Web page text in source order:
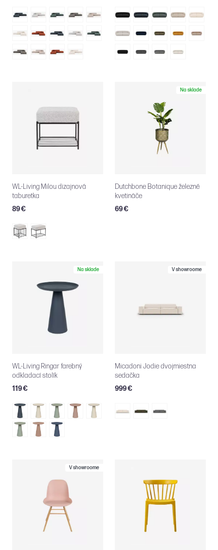
WL-Living Milou dizajnová
taburetka
89 €
Na sklade
Dutchbone Botanique železné
kvetináče
69 €
Na sklade
WL-Living Ringar farebný
odkladací stolík
119 €
V showroome
Micadoni Jodie dvojmiestna
sedačka
999 €
V showroome